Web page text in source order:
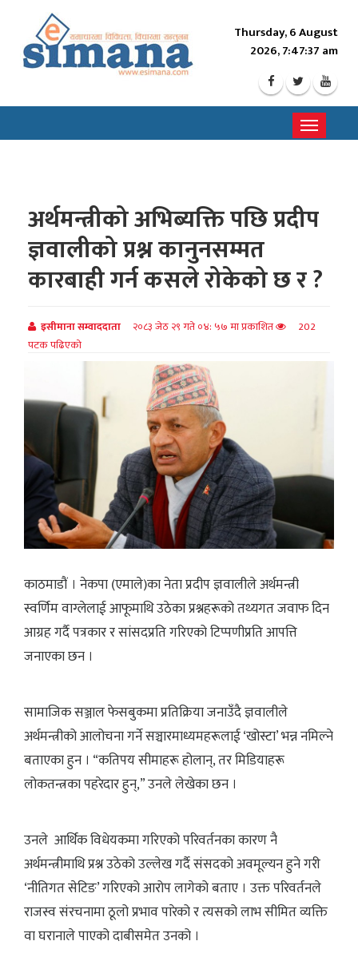
Thursday, 6 August
2026, 7:47:39 am
Toggle
अर्थमन्त्रीको अभिब्यक्ति पछि प्रदीप
ज्ञवालीको प्रश्न कानुनसम्मत
कारबाही गर्न कसले रोकेको छ र ?
इसीमाना सम्वाददाता २०८३ जेठ २९ गते ०४: ५७ मा प्रकाशित
202
पटक पढिएको
काठमाडौं । नेकपा (एमाले)का नेता प्रदीप ज्ञवालीले अर्थमन्त्री
स्वर्णिम वाग्लेलाई आफूमाथि उठेका प्रश्नहरूको तथ्यगत जवाफ दिन
आग्रह गर्दै पत्रकार र सांसदप्रति गरिएको टिप्पणीप्रति आपत्ति
जनाएका छन ।
सामाजिक सञ्जाल फेसबुकमा प्रतिक्रिया जनाउँदै ज्ञवालीले
अर्थमन्त्रीको आलोचना गर्ने सञ्चारमाध्यमहरूलाई ‘खोस्टा’ भन्न नमिल्ने
बताएका हुन । “कतिपय सीमाहरू होलान्, तर मिडियाहरू
लोकतन्त्रका पहरेदार हुन्,” उनले लेखेका छन ।
उनले आर्थिक विधेयकमा गरिएको परिवर्तनका कारण नै
अर्थमन्त्रीमाथि प्रश्न उठेको उल्लेख गर्दै संसदको अवमूल्यन हुने गरी
‘नीतिगत सेटिङ’ गरिएको आरोप लागेको बताए । उक्त परिवर्तनले
राजस्व संरचनामा ठूलो प्रभाव पारेको र त्यसको लाभ सीमित व्यक्ति
वा घरानाले पाएको दाबीसमेत उनको ।